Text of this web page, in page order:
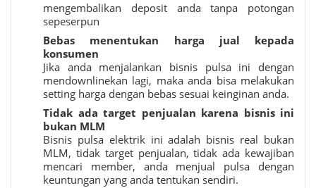
mengembalikan deposit anda tanpa potongan
sepeserpun
Bebas menentukan harga jual kepada
konsumen
Jika anda menjalankan bisnis pulsa ini dengan
mendownlinekan lagi, maka anda bisa melakukan
setting harga dengan bebas sesuai keinginan anda.
Tidak ada target penjualan karena bisnis ini
bukan MLM
Bisnis pulsa elektrik ini adalah bisnis real bukan
MLM, tidak target penjualan, tidak ada kewajiban
mencari member, anda menjual pulsa dengan
keuntungan yang anda tentukan sendiri.